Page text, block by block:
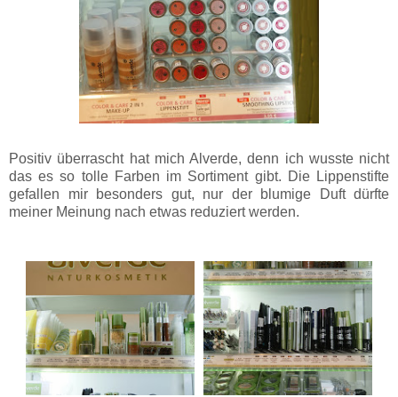
Positiv überrascht hat mich Alverde, denn ich wusste nicht
das es so tolle Farben im Sortiment gibt. Die Lippenstifte
gefallen mir besonders gut, nur der blumige Duft dürfte
meiner Meinung nach etwas reduziert werden.